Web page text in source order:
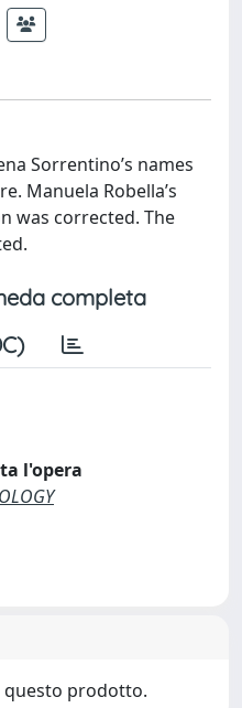
Sorrentino’s names
Manuela Robella’s
was corrected. The
completa
l'opera
questo prodotto.